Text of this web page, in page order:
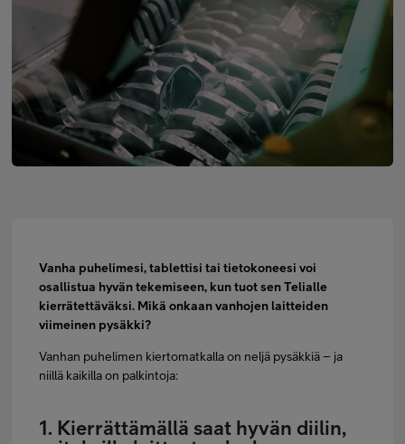
Minun Telia Yrityksille
Inspiroidu
EN SV
Vanha puhelimesi, tablettisi tai tietokoneesi voi
osallistua hyvän tekemiseen, kun tuot sen Telialle
kierrätettäväksi. Mikä onkaan vanhojen laitteiden
viimeinen pysäkki?
Vanhan puhelimen kiertomatkalla on neljä pysäkkiä – ja
niillä kaikilla on palkintoja:
1. Kierrättämällä saat hyvän diilin,